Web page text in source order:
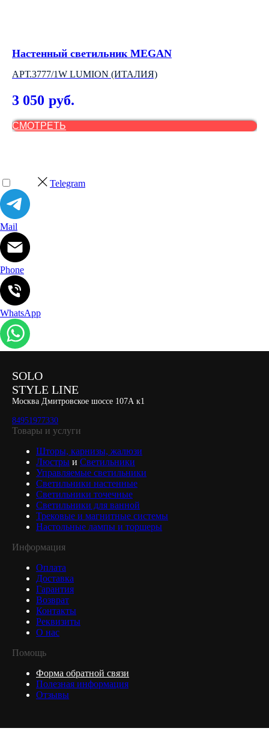
Настенный светильник MEGAN
АРТ.3777/1W LUMION (ИТАЛИЯ)
3 050 руб.
СМОТРЕТЬ
Telegram
Mail
Phone
WhatsApp
SOLO
STYLE LINE
Москва Дмитровское шоссе 107А к1
84951977330
Товары и услуги
Шторы, карнизы, жалюзи
Люстры и Светильники
Управляемые светильники
Светильники настенные
Светильники точечные
Светильники для ванной
Трековые и магнитные системы
Настольные лампы и торшеры
Информация
Оплата
Доставка
Гарантия
Возврат
Контакты
Реквизиты
О нас
Помощь
Форма обратной связи
Полезная информация
Отзывы